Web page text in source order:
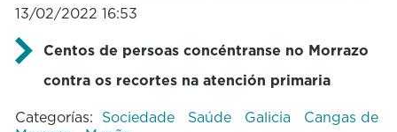
13/02/2022 16:53
Centos de persoas concéntranse no Morrazo
contra os recortes na atención primaria
Categorías: Sociedade Saúde Galicia
Cangas de